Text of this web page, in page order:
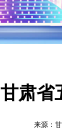
甘肃省
来源：